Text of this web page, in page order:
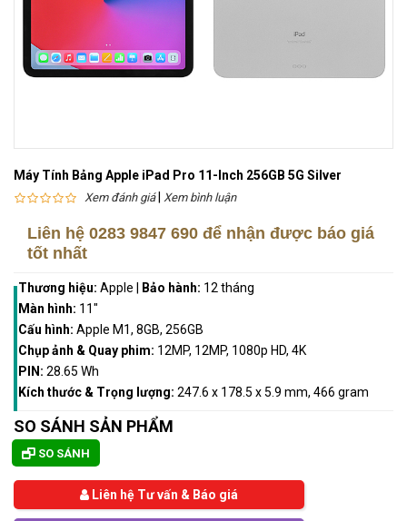
Máy Tính Bảng Apple iPad Pro 11-Inch 256GB 5G Silver
Xem đánh giá| Xem bình luận
Liên hệ 0283 9847 690 để nhận được báo giá
tốt nhất
Thương hiệu: Apple Bảo hành: 12 tháng
Màn hình: 11"
Cấu hình: Apple M1, 8GB, 256GB
Chụp ảnh & Quay phim: 12MP, 12MP, 1080p HD, 4K
PIN: 28.65 Wh
Kích thước & Trọng lượng: 247.6 x 178.5 x 5.9 mm, 466 gram
SO SÁNH SẢN PHẨM
SO SÁNH
Liên hệ Tư vấn & Báo giá